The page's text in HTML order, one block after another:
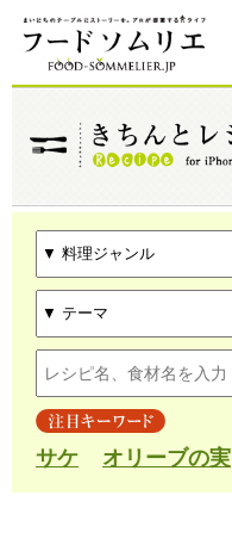
サケ オリーブの実